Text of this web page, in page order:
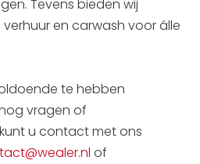
Tevens bieden wij
en carwash voor álle
te hebben
vragen of
u contact met ons
of